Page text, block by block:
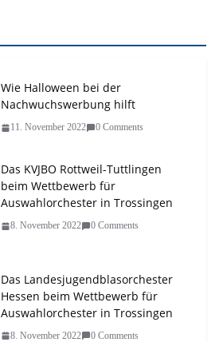
Wie Halloween bei der
Nachwuchswerbung hilft
11. November 2022 0 Comments
Das KVJBO Rottweil-Tuttlingen
beim Wettbewerb für
Auswahlorchester in Trossingen
8. November 2022 0 Comments
Das Landesjugendblasorchester
Hessen beim Wettbewerb für
Auswahlorchester in Trossingen
8. November 2022 0 Comments